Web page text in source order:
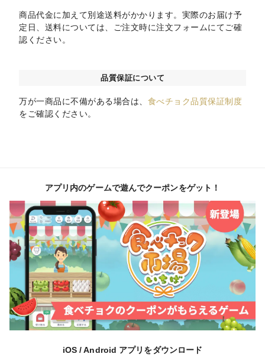
商品代金に加えて別途送料がかかります。実際のお届け予
定日、送料については、ご注文時に注文フォームにてご確
認ください。
品質保証について
万が一商品に不備がある場合は、 食べチョク品質保証制度
をご確認ください。
アプリ内のゲームで遊んでクーポンをゲット！
iOS / Android アプリをダウンロード